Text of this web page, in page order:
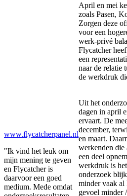
www.flycatcherpanel.nl
"Ik vind het leuk om
mijn mening te geven
en Flycatcher is
daarvoor een goed
medium. Mede omdat
April en mei
zoals Pasen,
Zorgen deze
voor een
werk-privé
Flycatcher
een
naar de relatie
de werkdruk
Uit het
dagen in april
ervaart. De
december,
en maart.
werkenden die
een deel
werkdruk is
onderzoek
minder vaak al
gevoel minder